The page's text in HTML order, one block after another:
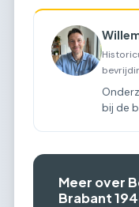
bij de
Meer over
Brabant